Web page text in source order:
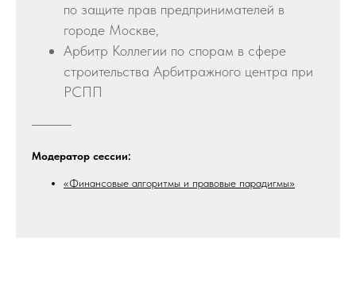
по защите прав предпринимателей в
городе Москве,
Арбитр Коллегии по спорам в сфере
строительства Арбитражного центра при
РСПП
Модератор сессии:
«Финансовые алгоритмы и правовые парадигмы»